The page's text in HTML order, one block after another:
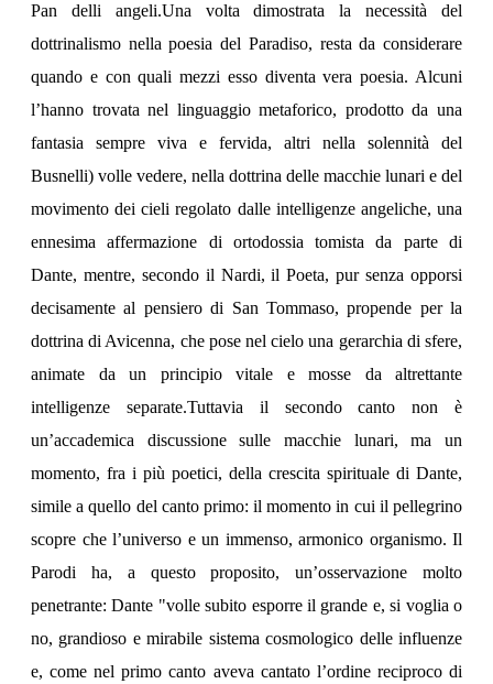
Pan delli angeli.Una volta dimostrata la necessità del
dottrinalismo nella poesia del Paradiso, resta da considerare
quando e con quali mezzi esso diventa vera poesia. Alcuni
l’hanno trovata nel linguaggio metaforico, prodotto da una
fantasia sempre viva e fervida, altri nella solennità del
Busnelli) volle vedere, nella dottrina delle macchie lunari e del
movimento dei cieli regolato dalle intelligenze angeliche, una
ennesima affermazione di ortodossia tomista da parte di
Dante, mentre, secondo il Nardi, il Poeta, pur senza opporsi
decisamente al pensiero di San Tommaso, propende per la
dottrina di Avicenna, che pose nel cielo una gerarchia di sfere,
animate da un principio vitale e mosse da altrettante
intelligenze separate.Tuttavia il secondo canto non è
un’accademica discussione sulle macchie lunari, ma un
momento, fra i più poetici, della crescita spirituale di Dante,
simile a quello del canto primo: il momento in cui il pellegrino
scopre che l’universo e un immenso, armonico organismo. Il
Parodi ha, a questo proposito, un’osservazione molto
penetrante: Dante "volle subito esporre il grande e, si voglia o
no, grandioso e mirabile sistema cosmologico delle influenze
e, come nel primo canto aveva cantato l’ordine reciproco di